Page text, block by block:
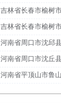
吉林省长春市榆树
吉林省长春市榆树
河南省周口市沈邱
河南省周口市沈丘
河南省平顶山市鲁